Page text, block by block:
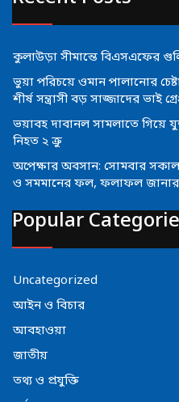
কুলাউড়া সীমান্তে বিএসএফের
ভুয়া পরিচয়ে ওমান পালানোর
শীর্ষ সন্ত্রাসী বড় সাজ্জাদের ভাই
ভয়াবহ দাবানল সামলাতে গিয়ে
নিহত ২ ক্রু
অপেক্ষার অবসান: সোমবার
ও সমমানের ফল, ফলাফল জানার
Popular
Uncategorized
আইন ও বিচার
আবহাওয়া
জাতীয়
তথ্য ও প্রযুক্তি